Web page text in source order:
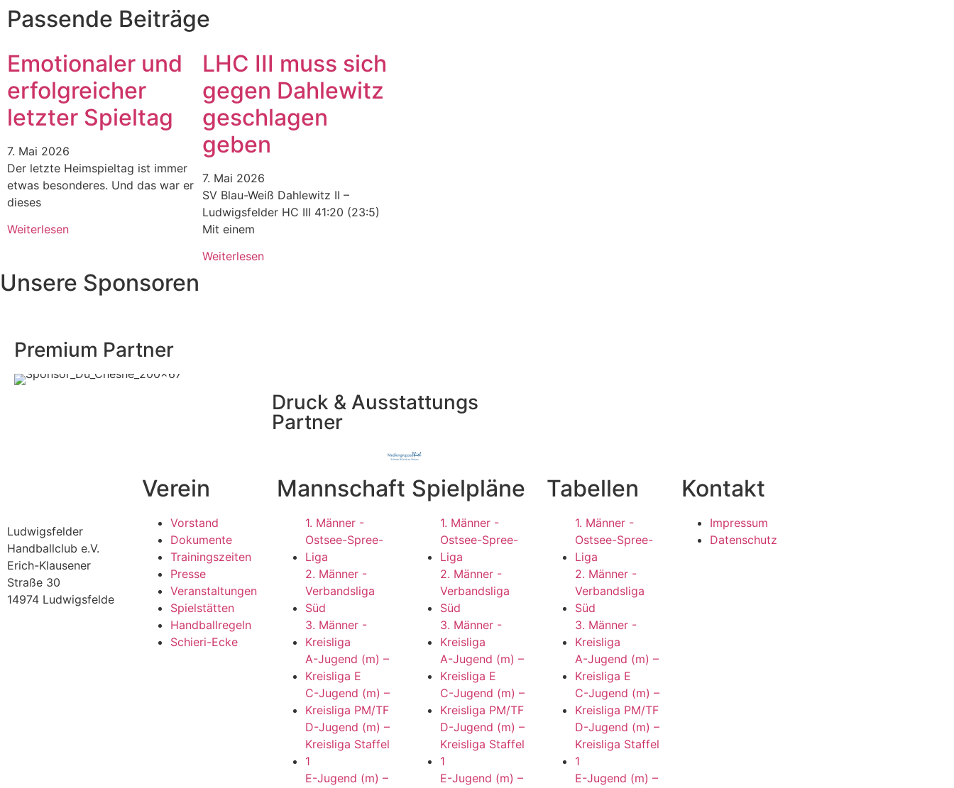
Passende Beiträge
Emotionaler und
erfolgreicher
letzter Spieltag
7. Mai 2026
Der letzte Heimspieltag ist immer
etwas besonderes. Und das war er
dieses
Weiterlesen
LHC III muss sich
gegen Dahlewitz
geschlagen
geben
7. Mai 2026
SV Blau-Weiß Dahlewitz II –
Ludwigsfelder HC III 41:20 (23:5)
Mit einem
Weiterlesen
Unsere Sponsoren
Premium Partner
Druck & Ausstattungs
Partner
Ludwigsfelder
Handballclub e.V.
Erich-Klausener
Straße 30
14974 Ludwigsfelde
Verein
Vorstand
Dokumente
Trainingszeiten
Presse
Veranstaltungen
Spielstätten
Handballregeln
Schieri-Ecke
Mannschaft
1. Männer -
Ostsee-Spree-
Liga
2. Männer -
Verbandsliga
Süd
3. Männer -
Kreisliga
A-Jugend (m) –
Kreisliga E
C-Jugend (m) –
Kreisliga PM/TF
D-Jugend (m) –
Kreisliga Staffel
1
E-Jugend (m) –
Spielpläne
1. Männer -
Ostsee-Spree-
Liga
2. Männer -
Verbandsliga
Süd
3. Männer -
Kreisliga
A-Jugend (m) –
Kreisliga E
C-Jugend (m) –
Kreisliga PM/TF
D-Jugend (m) –
Kreisliga Staffel
1
E-Jugend (m) –
Tabellen
1. Männer -
Ostsee-Spree-
Liga
2. Männer -
Verbandsliga
Süd
3. Männer -
Kreisliga
A-Jugend (m) –
Kreisliga E
C-Jugend (m) –
Kreisliga PM/TF
D-Jugend (m) –
Kreisliga Staffel
1
E-Jugend (m) –
Kontakt
Impressum
Datenschutz